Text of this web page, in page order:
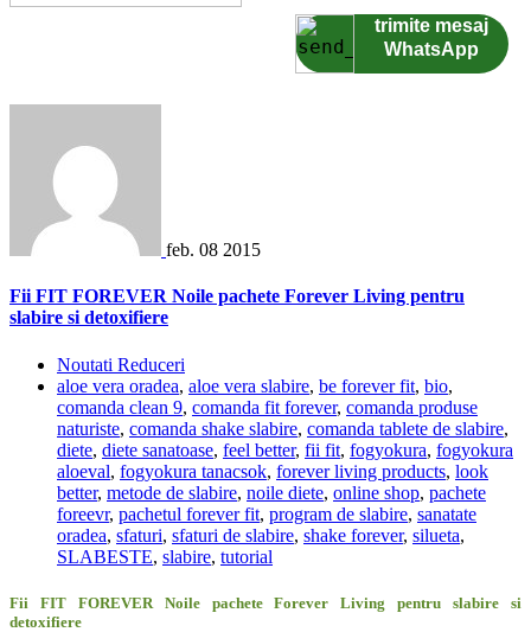
trimite mesaj
WhatsApp
feb. 08 2015
Fii FIT FOREVER Noile pachete Forever Living pentru
slabire si detoxifiere
Noutati Reduceri
aloe vera oradea, aloe vera slabire, be forever fit, bio,
comanda clean 9, comanda fit forever, comanda produse
naturiste, comanda shake slabire, comanda tablete de slabire,
diete, diete sanatoase, feel better, fii fit, fogyokura, fogyokura
aloeval, fogyokura tanacsok, forever living products, look
better, metode de slabire, noile diete, online shop, pachete
foreevr, pachetul forever fit, program de slabire, sanatate
oradea, sfaturi, sfaturi de slabire, shake forever, silueta,
SLABESTE, slabire, tutorial
Fii FIT FOREVER Noile pachete Forever Living pentru slabire si
detoxifiere